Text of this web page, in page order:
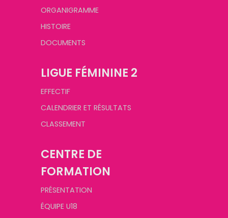
ORGANIGRAMME
HISTOIRE
DOCUMENTS
LIGUE FÉMININE 2
EFFECTIF
CALENDRIER ET RÉSULTATS
CLASSEMENT
CENTRE DE
FORMATION
PRÉSENTATION
ÉQUIPE U18